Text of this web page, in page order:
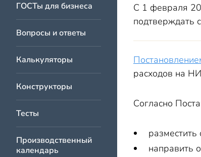
ГОСТы для бизнеса
Вопросы и ответы
Калькуляторы
Конструкторы
Тесты
Производственный
календарь
С 1 февраля
подтверждать
расходов на
Согласно
направить